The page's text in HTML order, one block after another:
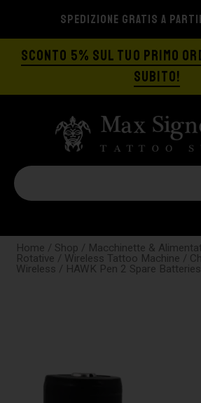
SPEDIZIONE GRATIS A
SCONTO 5% SUL TUO PRIMO
SUBITO!
Home / Shop / Macchinette &
Rotative / Wireless Tattoo Machine /
Wireless / HAWK Pen 2 Spare